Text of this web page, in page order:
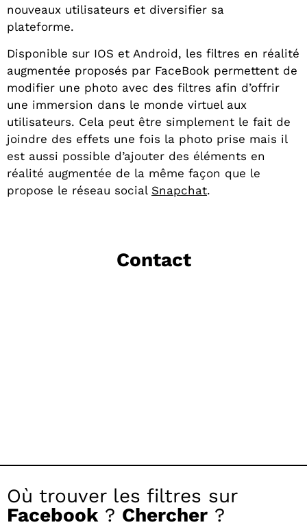
nouveaux utilisateurs et diversifier sa
plateforme.
Disponible sur IOS et Android, les filtres en réalité
augmentée proposés par FaceBook permettent de
modifier une photo avec des filtres afin d’offrir
une immersion dans le monde virtuel aux
utilisateurs. Cela peut être simplement le fait de
joindre des effets une fois la photo prise mais il
est aussi possible d’ajouter des éléments en
réalité augmentée de la même façon que le
propose le réseau social Snapchat.
Contact
Où trouver les filtres sur
Facebook ? Chercher ?